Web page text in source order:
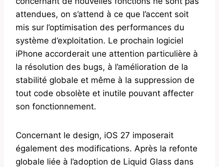
attendues, on s’attend à ce que l’accent soit
mis sur l’optimisation des performances du
système d’exploitation. Le prochain logiciel
iPhone accorderait une attention particulière à
la résolution des bugs, à l’amélioration de la
stabilité globale et même à la suppression de
tout code obsolète et inutile pouvant affecter
son fonctionnement.
Concernant le design, iOS 27 imposerait
également des modifications. Après la refonte
globale liée à l’adoption de Liquid Glass dans